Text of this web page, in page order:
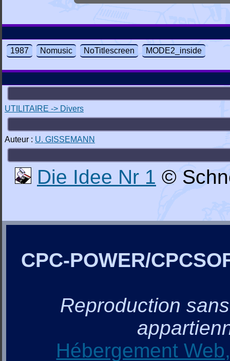
1987 Nomusic NoTitlescreen MODE2_inside
UTILITAIRE -> Divers
Auteur : U. GISSEMANN
Die Idee Nr 1 ©
CPC-POWER/
Reproduction
Hébergement